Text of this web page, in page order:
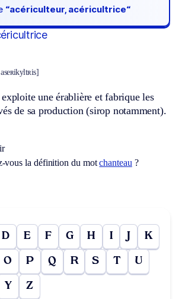
“acériculteur, acéricultrice“
une érablière et fabrique les
de sa production (sirop notamment).
vous la définition du motchanteau ?
D E F G H I J K
O P Q R S T U
Y Z